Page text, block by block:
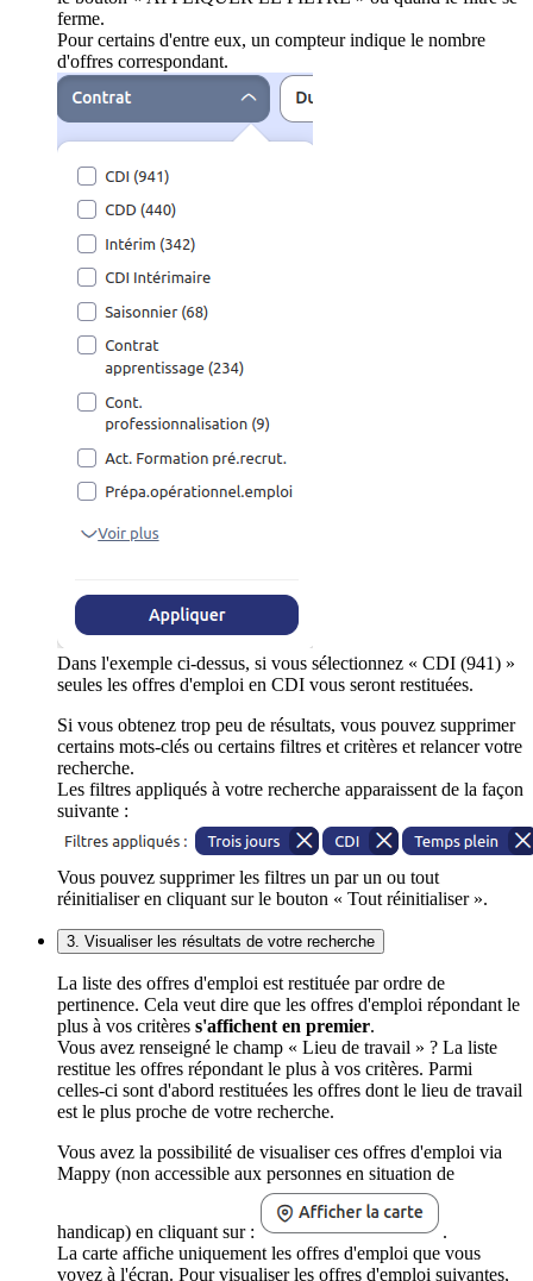
ferme.
Pour certains d'entre eux, un compteur indique le nombre
d'offres correspondant.
Dans l'exemple ci-dessus, si vous sélectionnez « CDI (941) »
seules les offres d'emploi en CDI vous seront restituées.
Si vous obtenez trop peu de résultats, vous pouvez supprimer
certains mots-clés ou certains filtres et critères et relancer votre
recherche.
Les filtres appliqués à votre recherche apparaissent de la façon
suivante :
Vous pouvez supprimer les filtres un par un ou tout
réinitialiser en cliquant sur le bouton « Tout réinitialiser ».
3. Visualiser les résultats de votre recherche
La liste des offres d'emploi est restituée par ordre de
pertinence. Cela veut dire que les offres d'emploi répondant le
plus à vos critères s'affichent en premier.
Vous avez renseigné le champ « Lieu de travail » ? La liste
restitue les offres répondant le plus à vos critères. Parmi
celles-ci sont d'abord restituées les offres dont le lieu de travail
est le plus proche de votre recherche.
Vous avez la possibilité de visualiser ces offres d'emploi via
Mappy (non accessible aux personnes en situation de
handicap) en cliquant sur :
.
La carte affiche uniquement les offres d'emploi que vous
voyez à l'écran. Pour visualiser les offres d'emploi suivantes,